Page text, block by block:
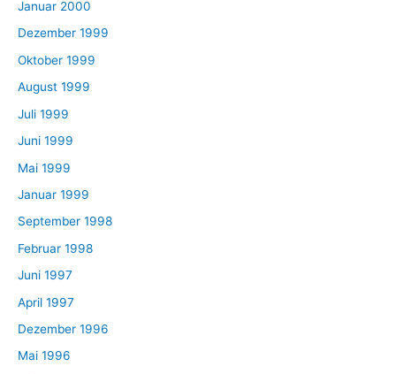
Januar 2000
Dezember 1999
Oktober 1999
August 1999
Juli 1999
Juni 1999
Mai 1999
Januar 1999
September 1998
Februar 1998
Juni 1997
April 1997
Dezember 1996
Mai 1996